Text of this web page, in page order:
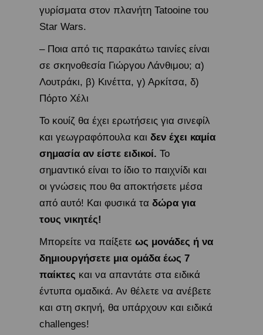
γυρίσματα στον πλανήτη Tatooine του
Star Wars.
– Ποια από τις παρακάτω ταινίες είναι
σε σκηνοθεσία Γιώργου Λάνθιμου; α)
Λουτράκι, β) Κινέττα, γ) Αρκίτσα, δ)
Πόρτο Χέλι
Το κουίζ θα έχει ερωτήσεις για σινεφίλ
και γεωγραφόπουλα και δεν έχει καμία
σημασία αν είστε ειδικοί. Το
σημαντικό είναι το ίδιο το παιχνίδι και
οι γνώσεις που θα αποκτήσετε μέσα
από αυτό! Και φυσικά τα δώρα για
τους νικητές!
Μπορείτε να παίξετε ως μονάδες ή να
δημιουργήσετε μια ομάδα έως 7
παίκτες και να απαντάτε στα ειδικά
έντυπα ομαδικά. Αν θέλετε να ανέβετε
και στη σκηνή, θα υπάρχουν και ειδικά
challenges!